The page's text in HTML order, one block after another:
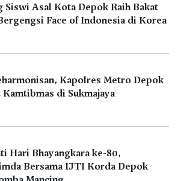
Siswi Asal Kota Depok Raih Bakat
Face of Indonesia di Korea
Kapolres Metro Depok
Kamtibmas di Sukmajaya
Hari Bhayangkara ke-80,
Bersama IJTI Korda Depok